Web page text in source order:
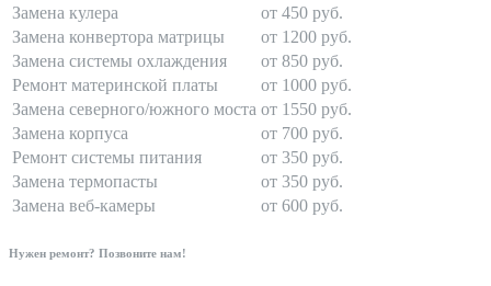
Замена кулера
от 450 руб.
Замена конвертора матрицы
от 1200 руб.
Замена системы охлаждения
от 850 руб.
Ремонт материнской платы
от 1000 руб.
Замена северного/южного моста от 1550 руб.
Замена корпуса
от 700 руб.
Ремонт системы питания
от 350 руб.
Замена термопасты
от 350 руб.
Замена веб-камеры
от 600 руб.
Нужен ремонт? Позвоните нам!